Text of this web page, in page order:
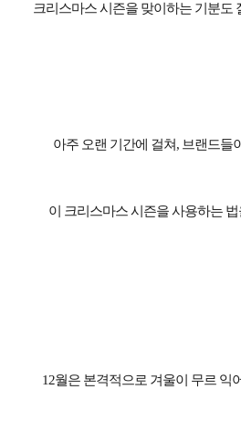
크리스마스 시즌을 맞이하는 기분도
아주 오랜 기간에 걸쳐, 브랜드들
이 크리스마스 시즌을 사용하는
12월은 본격적으로 겨울이 무르 익